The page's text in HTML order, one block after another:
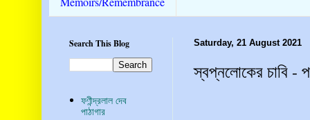
Saturday, 21 August 2021
স্বপ্নলোকের চাবি -
Search This Blog
ফণীন্দ্রলাল দেব
পাঠাগার